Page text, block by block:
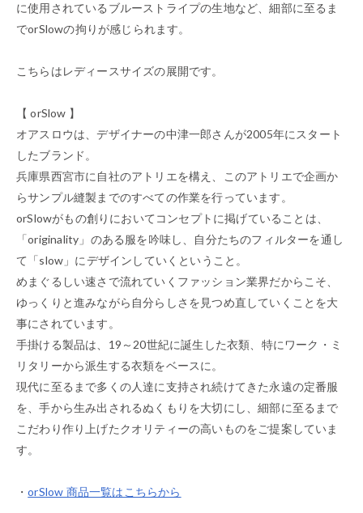
に使用されているブルーストライプの生地など、細部に至るま
でorSlowの拘りが感じられます。
こちらはレディースサイズの展開です。
【 orSlow 】
オアスロウは、デザイナーの中津一郎さんが2005年にスタート
したブランド。
兵庫県西宮市に自社のアトリエを構え、このアトリエで企画か
らサンプル縫製までのすべての作業を行っています。
orSlowがもの創りにおいてコンセプトに掲げていることは、
「originality」のある服を吟味し、自分たちのフィルターを通し
て「slow」にデザインしていくということ。
めまぐるしい速さで流れていくファッション業界だからこそ、
ゆっくりと進みながら自分らしさを見つめ直していくことを大
事にされています。
手掛ける製品は、19～20世紀に誕生した衣類、特にワーク・ミ
リタリーから派生する衣類をベースに。
現代に至るまで多くの人達に支持され続けてきた永遠の定番服
を、手から生み出されるぬくもりを大切にし、細部に至るまで
こだわり作り上げたクオリティーの高いものをご提案していま
す。
・orSlow 商品一覧はこちらから